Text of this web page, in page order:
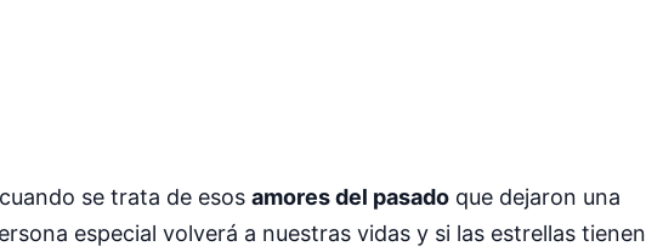
se trata de esos amores del pasado que dejaron una
especial volverá a nuestras vidas y si las estrellas tienen